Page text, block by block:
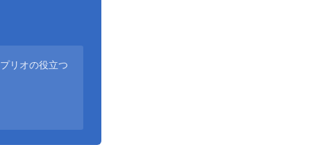
リオの役立つ